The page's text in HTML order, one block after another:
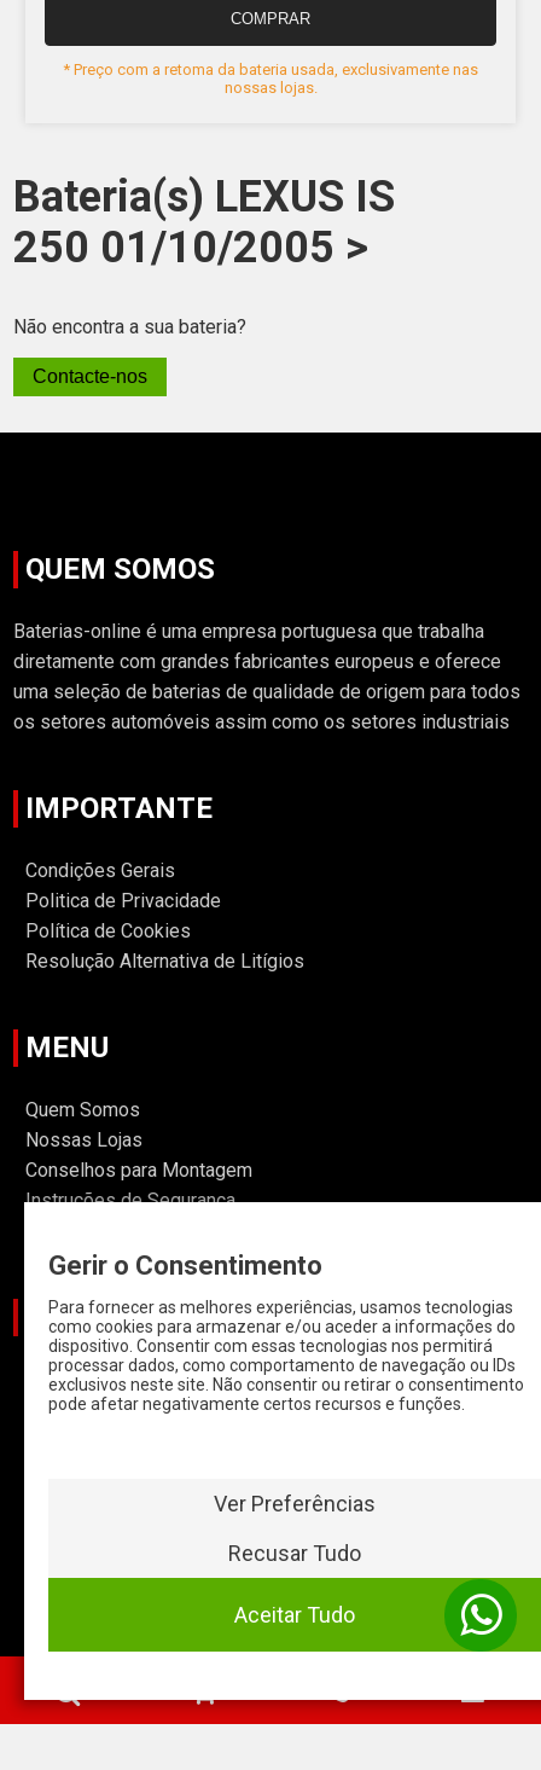
COMPRAR
* Preço com a retoma da bateria usada, exclusivamente nas
nossas lojas.
Bateria(s) LEXUS IS
250 01/10/2005 >
Não encontra a sua bateria?
Contacte-nos
QUEM SOMOS
Baterias-online é uma empresa portuguesa que trabalha
diretamente com grandes fabricantes europeus e oferece
uma seleção de baterias de qualidade de origem para todos
os setores automóveis assim como os setores industriais
IMPORTANTE
Condições Gerais
Politica de Privacidade
Política de Cookies
Resolução Alternativa de Litígios
MENU
Quem Somos
Nossas Lojas
Conselhos para Montagem
Instruções de Segurança
CATEGORIAS
CARROS
CARROS COM
Gerir o Consentimento
Para fornecer as melhores experiências, usamos tecnologias
como cookies para armazenar e/ou aceder a informações do
dispositivo. Consentir com essas tecnologias nos permitirá
processar dados, como comportamento de navegação ou IDs
exclusivos neste site. Não consentir ou retirar o consentimento
pode afetar negativamente certos recursos e funções.
Aceitar Tudo
Recusar Tudo
Ver Preferências